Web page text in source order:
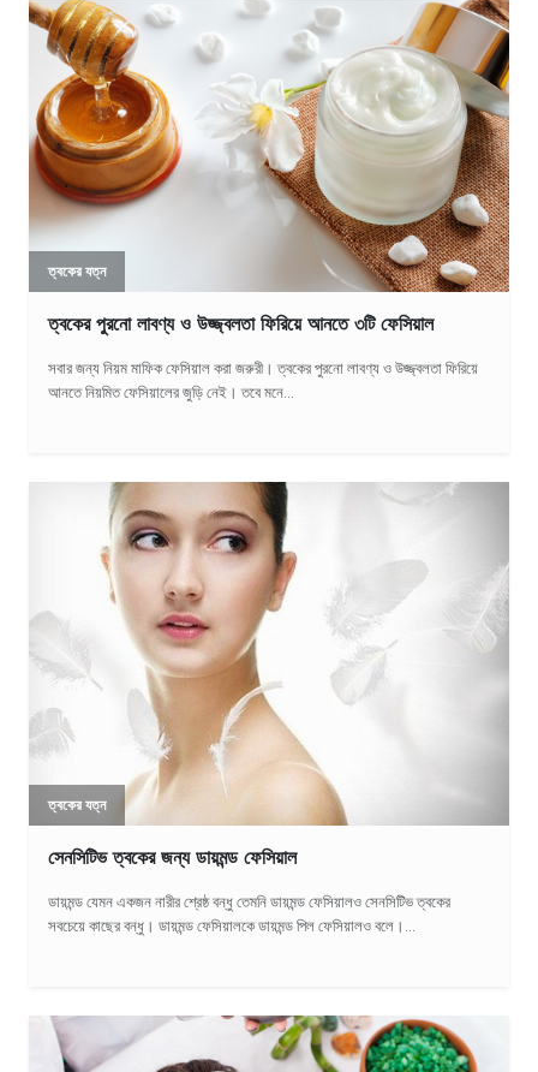
ত্বকের যত্ন
ত্বকের পুরনো লাবণ্য ও উজ্জ্বলতা ফিরিয়ে আনতে ৩টি ফেসিয়াল
সবার জন্য নিয়ম মাফিক ফেসিয়াল করা জরুরী। ত্বকের পুরনো লাবণ্য ও উজ্জ্বলতা ফিরিয়ে
আনতে নিয়মিত ফেসিয়ালের জুড়ি নেই। তবে মনে...
ত্বকের যত্ন
সেনসিটিভ ত্বকের জন্য ডায়মন্ড ফেসিয়াল
ডায়মন্ড যেমন একজন নারীর শ্রেষ্ঠ বন্ধু তেমনি ডায়মন্ড ফেসিয়ালও সেনসিটিভ ত্বকের
সবচেয়ে কাছের বন্ধু। ডায়মন্ড ফেসিয়ালকে ডায়মন্ড পিল ফেসিয়ালও বলে।...